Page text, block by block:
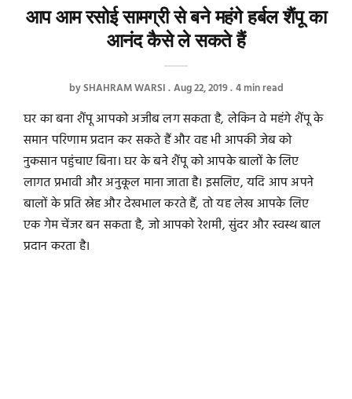
आप आम रसोई सामग्री से बने महंगे हर्बल शैंपू का
आनंद कैसे ले सकते हैं
bySHAHRAM WARSI Aug 22, 2019 4 min read
घर का बना शैंपू आपको अजीब लग सकता है, लेकिन वे महंगे शैंपू के
समान परिणाम प्रदान कर सकते हैं और वह भी आपकी जेब को
नुकसान पहुंचाए बिना। घर के बने शैंपू को आपके बालों के लिए
लागत प्रभावी और अनुकूल माना जाता है। इसलिए, यदि आप अपने
बालों के प्रति स्नेह और देखभाल करते हैं, तो यह लेख आपके लिए
एक गेम चेंजर बन सकता है, जो आपको रेशमी, सुंदर और स्वस्थ बाल
प्रदान करता है।